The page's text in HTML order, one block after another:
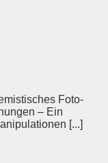
Foto-
– Ein
[...]